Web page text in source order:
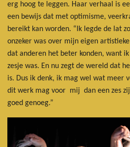
erg hoog te leggen. Haar verhaal is
een bewijs dat met optimisme,
bereikt kan worden. “Ik legde de lat
onzeker was over mijn eigen
dat anderen het beter konden, want
zesje was. En nu zegt de wereld dat
is. Dus ik denk, ik mag wel wat meer
dit werk mag voor mij dan een zes
goed genoeg.”